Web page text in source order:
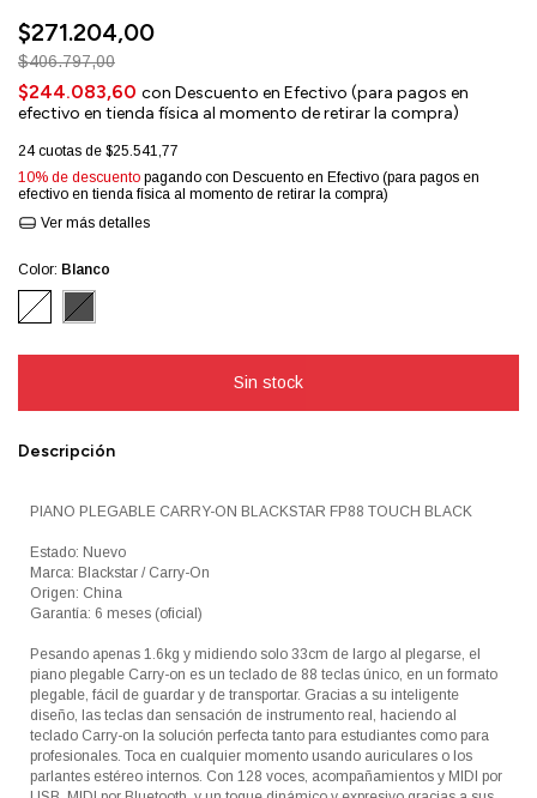
$271.204,00
$406.797,00
$244.083,60 con Descuento en Efectivo (para pagos en
efectivo en tienda física al momento de retirar la compra)
24 cuotas de $25.541,77
10% de descuento pagando con Descuento en Efectivo (para pagos en
efectivo en tienda física al momento de retirar la compra)
Ver más detalles
Color: Blanco
Descripción
PIANO PLEGABLE CARRY-ON BLACKSTAR FP88 TOUCH BLACK
Estado: Nuevo
Marca: Blackstar / Carry-On
Origen: China
Garantía: 6 meses (oficial)
Pesando apenas 1.6kg y midiendo solo 33cm de largo al plegarse, el
piano plegable Carry-on es un teclado de 88 teclas único, en un formato
plegable, fácil de guardar y de transportar. Gracias a su inteligente
diseño, las teclas dan sensación de instrumento real, haciendo al
teclado Carry-on la solución perfecta tanto para estudiantes como para
profesionales. Toca en cualquier momento usando auriculares o los
parlantes estéreo internos. Con 128 voces, acompañamientos y MIDI por